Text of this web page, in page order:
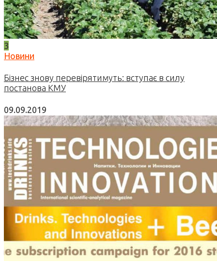
3
Новини
Бізнес знову перевірятимуть: вступає в силу
постанова КМУ
09.09.2019